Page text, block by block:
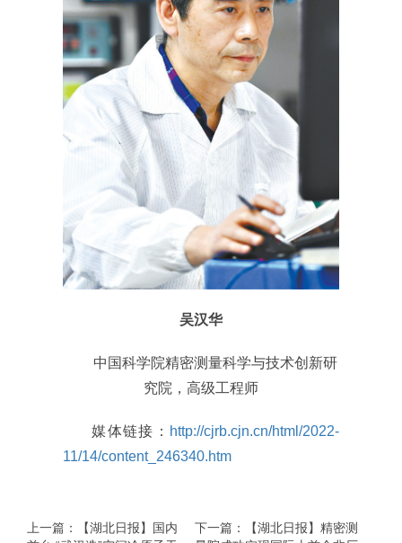
吴汉华
中国科学院精密测量科学与技术创新研
究院，高级工程师
媒体链接： http://cjrb.cjn.cn/html/2022-
11/14/content_246340.htm
上一篇：【湖北日报】国内
下一篇：【湖北日报】精密测